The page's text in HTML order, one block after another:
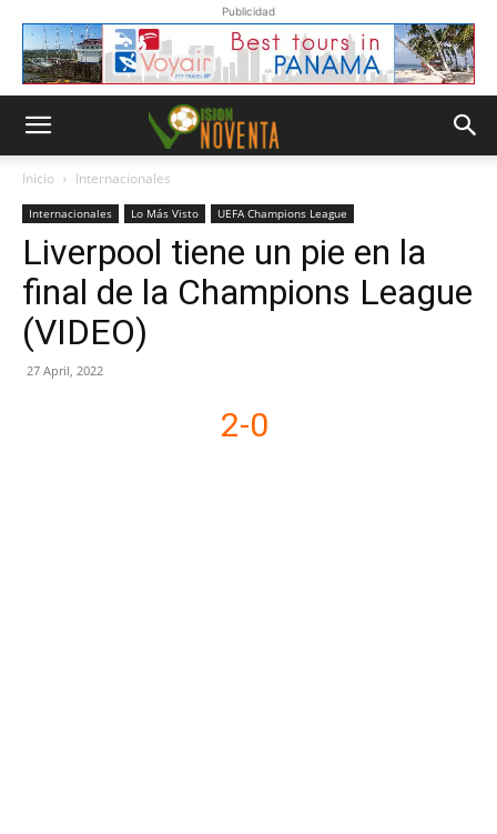
Publicidad
Inicio Internacionales
Internacionales Lo Más Visto UEFA Champions League
Liverpool tiene un pie en la
final de la Champions League
(VIDEO)
27 April, 2022
2-0